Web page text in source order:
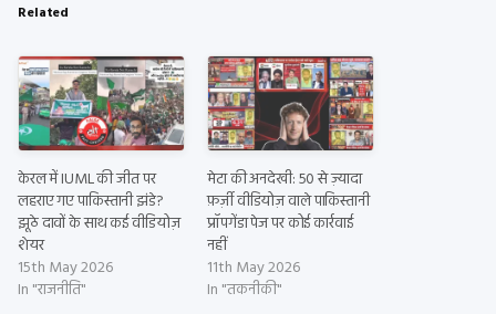
Related
केरल में IUML की जीत पर
लहराए गए पाकिस्तानी झंडे?
झूठे दावों के साथ कई वीडियोज़
शेयर
15th May 2026
In "राजनीति"
मेटा की अनदेखी: 50 से ज़्यादा
फ़र्ज़ी वीडियोज़ वाले पाकिस्तानी
प्रॉपगेंडा पेज पर कोई कार्रवाई
नहीं
11th May 2026
In "तकनीकी"